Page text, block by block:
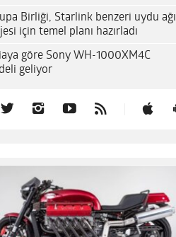
Birliği, Starlink benzeri uydu ağı
için temel planı hazırladı
göre Sony WH-1000XM4C
geliyor